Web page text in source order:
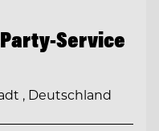
Service
, Deutschland